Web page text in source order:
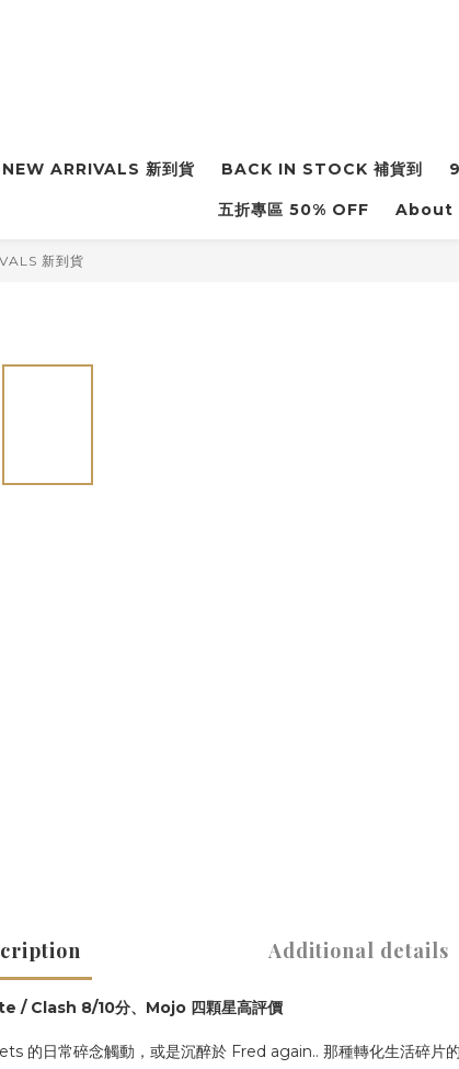
NEW ARRIVALS 新到貨 BACK IN STOCK 補貨到
五折專區 50% OFF About
新到貨
Additional details
/ Clash 8/10分、Mojo 四顆星高評價
的日常碎念觸動，或是沉醉於 Fred again.. 那種轉化生活碎片